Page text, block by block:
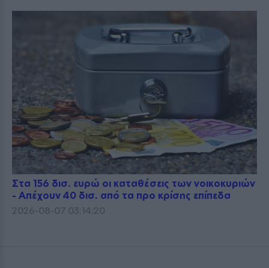
Στα 156 δισ. ευρώ οι καταθέσεις των νοικοκυριών
- Απέχουν 40 δισ. από τα προ κρίσης επίπεδα
2026-08-07 03:14:20